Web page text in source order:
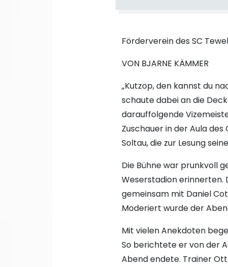
Förderverein des SC
VON BJARNE KÄMMER
„Kutzop, den kannst du
schaute dabei an die
darauffolgende
Zuschauer in der Aula des
Soltau, die zur Lesung
Die Bühne war prunkvoll
Weserstadion erinnerten.
gemeinsam mit Daniel
Moderiert wurde der
Mit vielen Anekdoten
So berichtete er von der
Abend endete. Trainer